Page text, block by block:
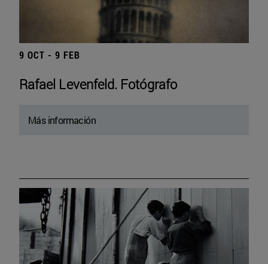
9 OCT - 9 FEB
Rafael Levenfeld. Fotógrafo
Más información